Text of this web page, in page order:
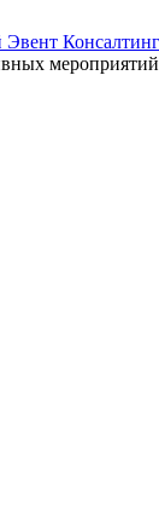
мероприятий